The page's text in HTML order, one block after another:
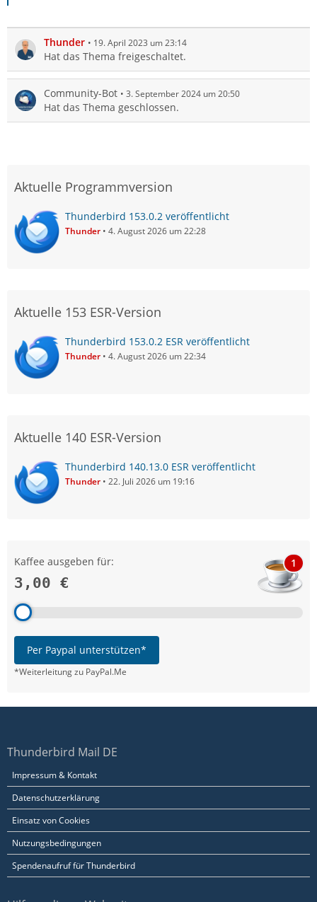
Thunder 19. April 2023 um 23:14
Hat das Thema freigeschaltet.
Community-Bot 3. September 2024 um 20:50
Hat das Thema geschlossen.
Aktuelle Programmversion
Thunderbird 153.0.2 veröffentlicht
Thunder 4. August 2026 um 22:28
Aktuelle 153 ESR-Version
Thunderbird 153.0.2 ESR veröffentlicht
Thunder 4. August 2026 um 22:34
Aktuelle 140 ESR-Version
Thunderbird 140.13.0 ESR veröffentlicht
Thunder 22. Juli 2026 um 19:16
Kaffee ausgeben für:
3,00 €
1
Per Paypal unterstützen*
*Weiterleitung zu PayPal.Me
Thunderbird Mail DE
Impressum & Kontakt
Datenschutzerklärung
Einsatz von Cookies
Nutzungsbedingungen
Spendenaufruf für Thunderbird